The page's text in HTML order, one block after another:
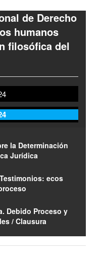
de Derecho
humanos
filosófica del
la Determinación
Jurídica
ecos
Debido Proceso y
/ Clausura